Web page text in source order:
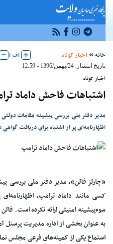
خانه اخبار کوتاه |ف |
تاریخ انتشار: 24/بهمن/1396 - 12:59
اخبار کوتاه
اشتباهات فاحش داماد
مدیر دفتر ملی بررسی پیشینه مقامات
اظهارنامه‌ای پر از اشتباه برای دریافت
«چارلز فالن»، مدیر دفتر ملی بررسی
کسی مانند داماد ترامپ،
سوءپیشینه امنیتی ارائه نکرده است.
به عنوان بخشی از اداره مدیریت
استماع یکی از کمیته‌های فرعی مجلس